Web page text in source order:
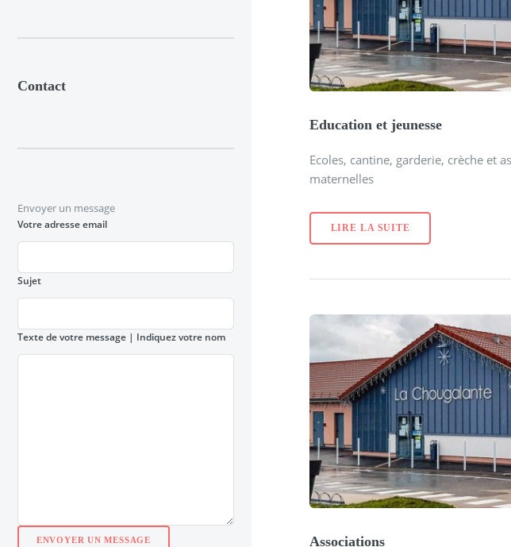
Education et jeunesse
Ecoles, cantine, garderie, crèche et
maternelles
LIRE LA SUITE
Associations
Contact
Envoyer un message
Votre adresse email
Sujet
Texte de votre message | Indiquez votre nom